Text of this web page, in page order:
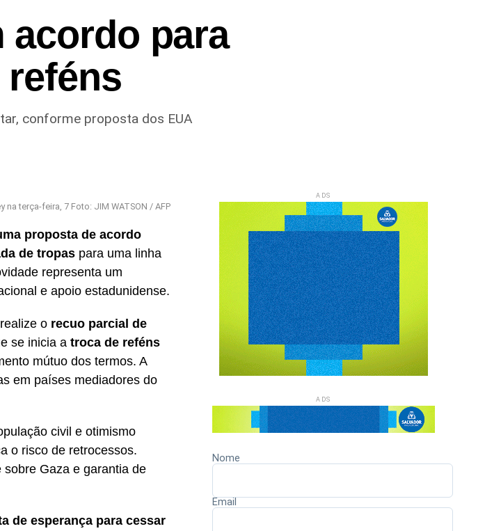
acordo para
conforme proposta dos EUA
terça-feira, 7 Foto: JIM WATSON / AFP
proposta de acordo
de tropas para uma linha
representa um
e apoio estadunidense.
o recuo parcial de
se inicia a troca de reféns
mútuo dos termos. A
em países mediadores do
civil e otimismo
o risco de retrocessos.
sobre Gaza e garantia de
de esperança para cessar
ADS
ADS
Nome
Email